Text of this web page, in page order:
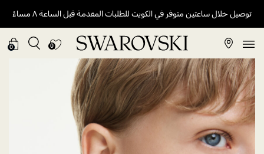
توصيل خلال ساعتين متوفر في الكويت للطلبات المقدمة قبل الساعة ٨ مساءً
0
0